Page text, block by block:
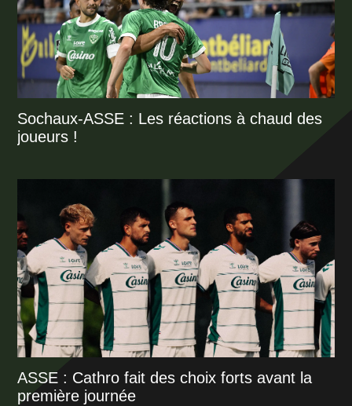
Sochaux-ASSE : Les réactions à chaud des
joueurs !
ASSE : Cathro fait des choix forts avant la
première journée